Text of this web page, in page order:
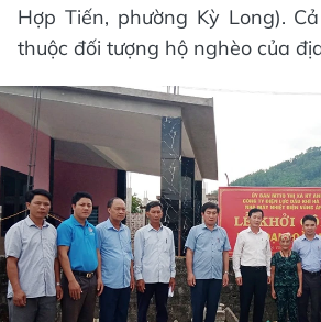
Hợp Tiến, phường Kỳ Long).
thuộc đối tượng hộ nghèo của